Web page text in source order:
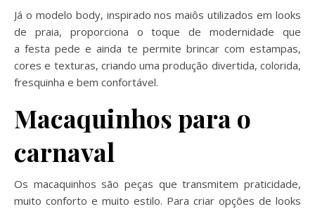
Já o modelo body, inspirado nos maiôs utilizados em looks
de praia, proporciona o toque de modernidade que
a festa pede e ainda te permite brincar com estampas,
cores e texturas, criando uma produção divertida, colorida,
fresquinha e bem confortável.
Macaquinhos para o
carnaval
Os macaquinhos são peças que transmitem praticidade,
muito conforto e muito estilo. Para criar opções de looks